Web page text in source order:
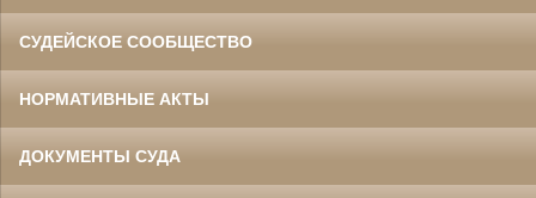
СУДЕЙСКОЕ СООБЩЕСТВО
НОРМАТИВНЫЕ АКТЫ
ДОКУМЕНТЫ СУДА